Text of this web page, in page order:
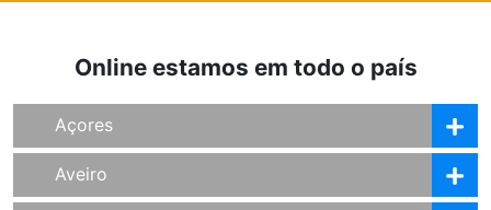
Online estamos em todo o país
Açores
Aveiro